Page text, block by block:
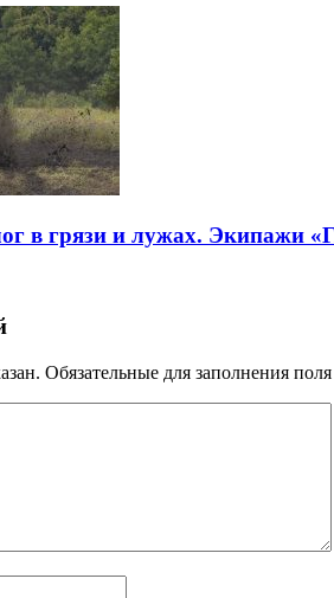
в грязи и лужах. Экипажи
Обязательные для заполнения